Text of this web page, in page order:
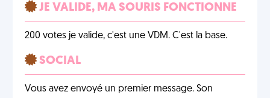
JE VALIDE, MA SOURIS FONCTIONNE
200 votes je valide, c'est une VDM. C'est la base.
SOCIAL
Vous avez envoyé un premier message. Son